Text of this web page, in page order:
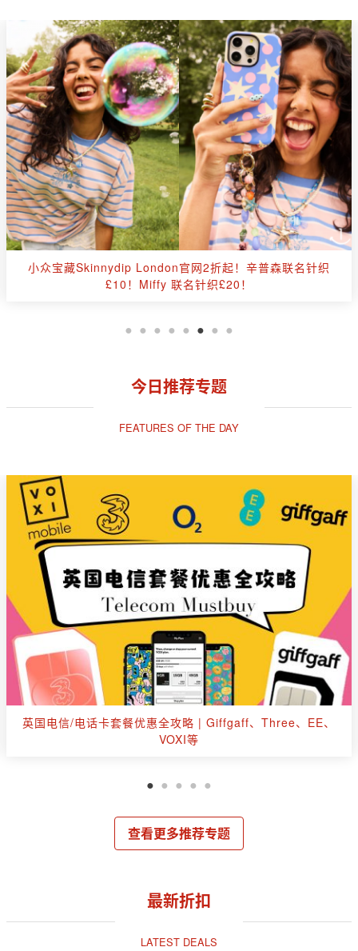
👏CultBeauty全场8折+叠送£10礼卡🔥红点&新品全解禁🔴
祖玛珑、Lamer、Lelabo等！
今日推荐专题
FEATURES OF THE DAY
英国出行玩乐购票优惠汇总：伦敦眼、杜莎夫人、海洋公
园、游船等
查看更多推荐专题
最新折扣
LATEST DEALS